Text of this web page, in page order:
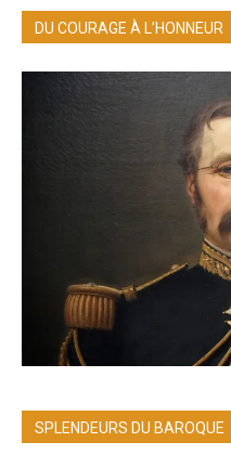
DU COURAGE À L’HONNEUR
SPLENDEURS DU BAROQUE